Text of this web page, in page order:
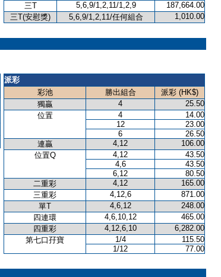
三T
5,6,9/1,2,11/1,2,9
187,664.00
三T(安慰獎)
5,6,9/1,2,11/任何組合 1,010.00
派彩
彩池
勝出組合
派彩 (HK$)
獨贏
4
25.50
位置
4
14.00
12
23.00
6
26.50
連贏
4,12
106.00
位置Q
4,12
43.50
4,6
43.50
6,12
80.50
二重彩
4,12
165.00
三重彩
4,12,6
871.00
單T
4,6,12
248.00
四連環
4,6,10,12
465.00
四重彩
4,12,6,10
6,282.00
第七口孖寶
1/4
115.50
1/12
77.00